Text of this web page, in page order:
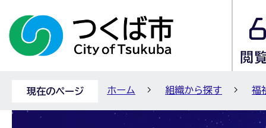
現在のページ ホーム 組織から探す 福